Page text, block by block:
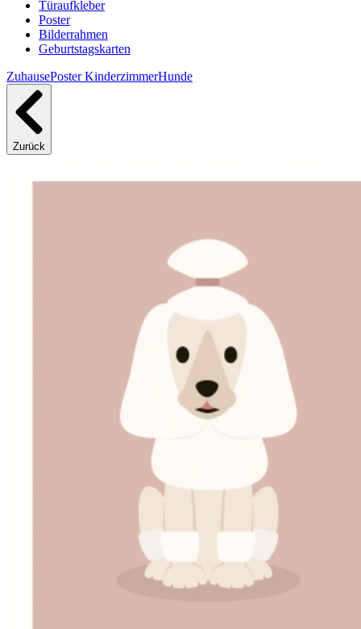
Türaufkleber
Poster
Bilderrahmen
Geburtstagskarten
ZuhausePoster KinderzimmerHunde
Zurück